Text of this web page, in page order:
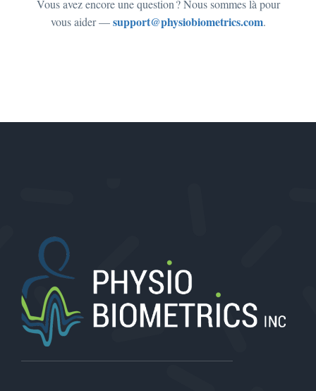
Vous avez encore une question ? Nous sommes là pour
vous aider —support@physiobiometrics.com.